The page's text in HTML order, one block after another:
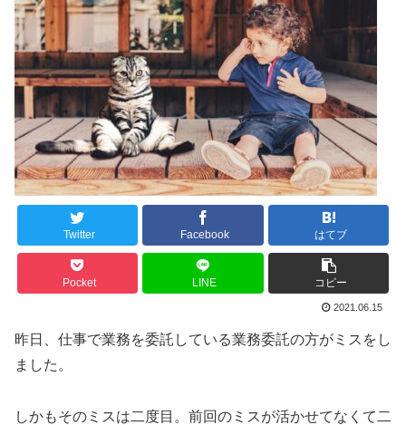
Twitter Facebook はてブ
Pocket LINE コピー
2021.06.15
昨日、仕事で業務を委託している業務委託の方がミスをし
ました。
しかもそのミスは二度目。前回のミスが活かせてなくて二